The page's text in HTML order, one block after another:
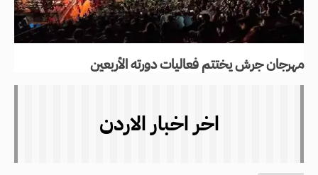
مهرجان جرش يختتم فعاليات دورته الأربعين
اخر اخبار الاردن